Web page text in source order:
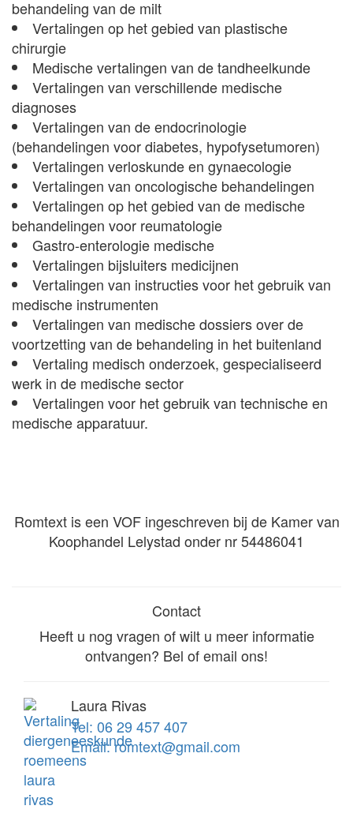
behandeling van de milt
Vertalingen op het gebied van plastische
chirurgie
Medische vertalingen van de tandheelkunde
Vertalingen van verschillende medische
diagnoses
Vertalingen van de endocrinologie
(behandelingen voor diabetes, hypofysetumoren)
Vertalingen verloskunde en gynaecologie
Vertalingen van oncologische behandelingen
Vertalingen op het gebied van de medische
behandelingen voor reumatologie
Gastro-enterologie medische
Vertalingen bijsluiters medicijnen
Vertalingen van instructies voor het gebruik van
medische instrumenten
Vertalingen van medische dossiers over de
voortzetting van de behandeling in het buitenland
Vertaling medisch onderzoek, gespecialiseerd
werk in de medische sector
Vertalingen voor het gebruik van technische en
medische apparatuur.
Romtext is een VOF ingeschreven bij de Kamer van
Koophandel Lelystad onder nr 54486041
Contact
Heeft u nog vragen of wilt u meer informatie
ontvangen? Bel of email ons!
Laura Rivas
Tel: 06 29 457 407
Email: romtext@gmail.com